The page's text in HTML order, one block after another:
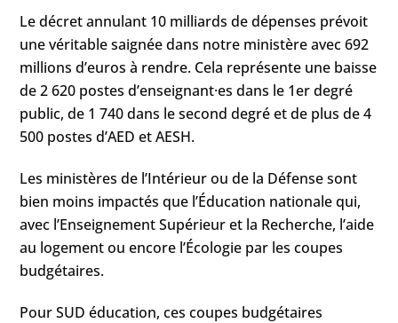
Le décret annulant 10 milliards de dépenses prévoit
une véritable saignée dans notre ministère avec 692
millions d’euros à rendre. Cela représente une baisse
de 2 620 postes d’enseignant·es dans le 1er degré
public, de 1 740 dans le second degré et de plus de 4
500 postes d’AED et AESH.
Les ministères de l’Intérieur ou de la Défense sont
bien moins impactés que l’Éducation nationale qui,
avec l’Enseignement Supérieur et la Recherche, l’aide
au logement ou encore l’Écologie par les coupes
budgétaires.
Pour SUD éducation, ces coupes budgétaires